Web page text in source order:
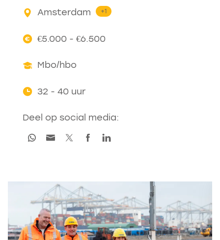
Amsterdam +1
€5.000 - €6.500
Mbo/hbo
32 - 40 uur
Deel op social media: